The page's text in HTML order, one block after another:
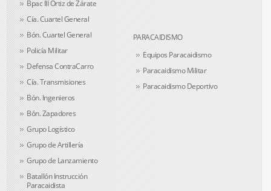
Bpac III Ortiz de Zárate
Cía. Cuartel General
Bón. Cuartel General
Policía Militar
Defensa ContraCarro
Cía. Transmisiones
Bón. Ingenieros
Bón. Zapadores
Grupo Logístico
Grupo de Artillería
Grupo de Lanzamiento
Batallón Instrucción
Paracaidista
PARACAIDISMO
Equipos Paracaidismo
Paracaidismo Militar
Paracaidismo Deportivo